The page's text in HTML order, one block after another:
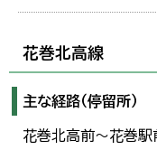
花巻北高線
主な経路（停留所）
花巻北高前～花巻駅